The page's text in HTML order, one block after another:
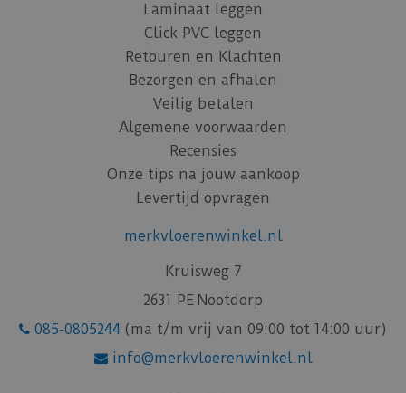
Laminaat leggen
Click PVC leggen
Retouren en Klachten
Bezorgen en afhalen
Veilig betalen
Algemene voorwaarden
Recensies
Onze tips na jouw aankoop
Levertijd opvragen
merkvloerenwinkel.nl
Kruisweg 7
2631 PE Nootdorp
085-0805244 (ma t/m vrij van 09:00 tot 14:00 uur)
info@merkvloerenwinkel.nl